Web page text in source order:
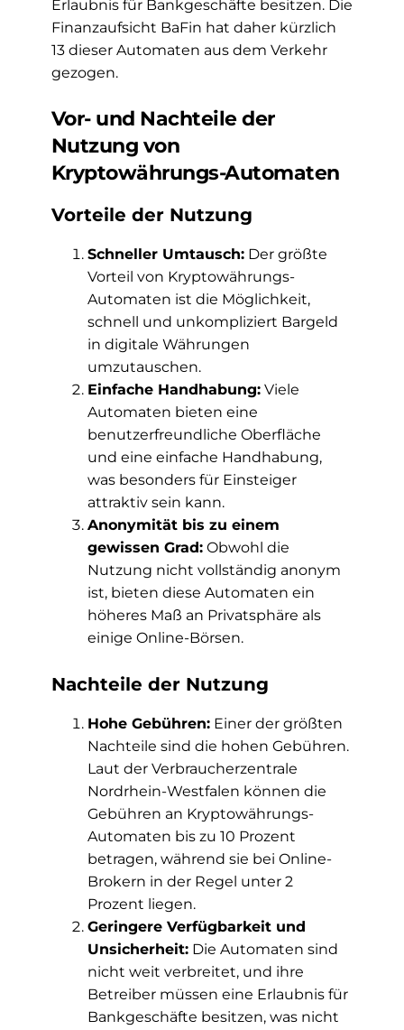
Erlaubnis für Bankgeschäfte besitzen. Die
Finanzaufsicht BaFin hat daher kürzlich
13 dieser Automaten aus dem Verkehr
gezogen.
Vor- und Nachteile der
Nutzung von
Kryptowährungs-Automaten
Vorteile der Nutzung
Schneller Umtausch:Der größte
Vorteil von Kryptowährungs-
Automaten ist die Möglichkeit,
schnell und unkompliziert Bargeld
in digitale Währungen
umzutauschen.
Einfache Handhabung:Viele
Automaten bieten eine
benutzerfreundliche Oberfläche
und eine einfache Handhabung,
was besonders für Einsteiger
attraktiv sein kann.
Anonymität bis zu einem
gewissen Grad:Obwohl die
Nutzung nicht vollständig anonym
ist, bieten diese Automaten ein
höheres Maß an Privatsphäre als
einige Online-Börsen.
Nachteile der Nutzung
Hohe Gebühren:Einer der größten
Nachteile sind die hohen Gebühren.
Laut der Verbraucherzentrale
Nordrhein-Westfalen können die
Gebühren an Kryptowährungs-
Automaten bis zu 10 Prozent
betragen, während sie bei Online-
Brokern in der Regel unter 2
Prozent liegen.
Geringere Verfügbarkeit und
Unsicherheit:Die Automaten sind
nicht weit verbreitet, und ihre
Betreiber müssen eine Erlaubnis für
Bankgeschäfte besitzen, was nicht